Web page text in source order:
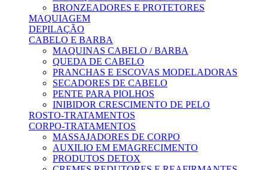
BRONZEADORES E PROTETORES
MAQUIAGEM
DEPILAÇÃO
CABELO E BARBA
MAQUINAS CABELO / BARBA
QUEDA DE CABELO
PRANCHAS E ESCOVAS MODELADORAS
SECADORES DE CABELO
PENTE PARA PIOLHOS
INIBIDOR CRESCIMENTO DE PELO
ROSTO-TRATAMENTOS
CORPO-TRATAMENTOS
MASSAJADORES DE CORPO
AUXILIO EM EMAGRECIMENTO
PRODUTOS DETOX